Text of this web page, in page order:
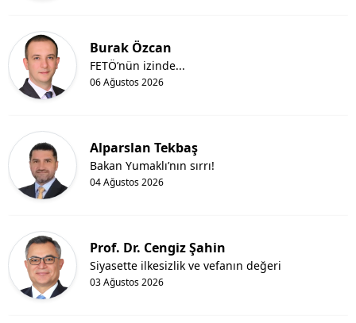
Burak Özcan
06 Ağustos 2026
FETÖ’nün izinde...
Alparslan Tekbaş
04 Ağustos 2026
Bakan Yumaklı’nın sırrı!
Prof. Dr. Cengiz Şahin
03 Ağustos 2026
Siyasette ilkesizlik ve vefanın değeri